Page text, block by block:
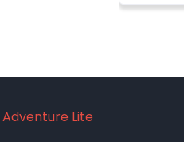
Adventure Lite